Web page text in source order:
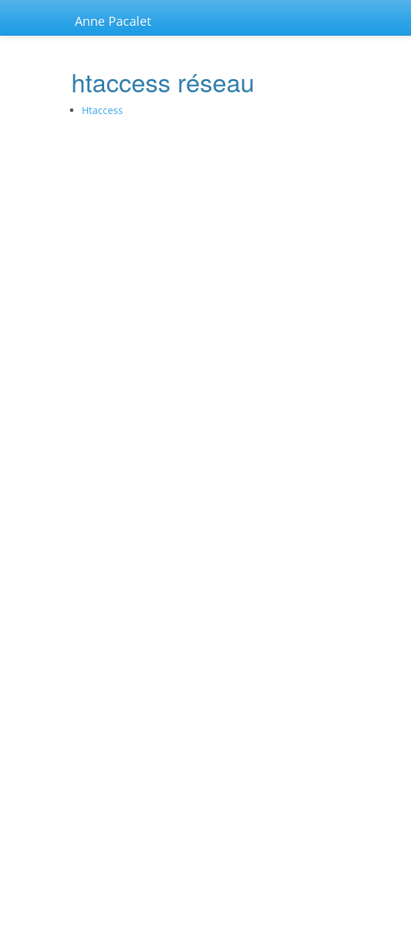
Anne Pacalet
htaccess réseau
Htaccess